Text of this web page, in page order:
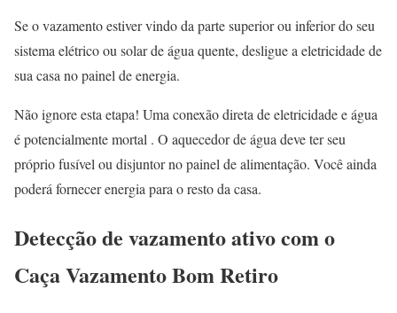
Se o vazamento estiver vindo da parte superior ou inferior do seu
sistema elétrico ou solar de água quente, desligue a eletricidade de
sua casa no painel de energia.
Não ignore esta etapa! Uma conexão direta de eletricidade e água
é potencialmente mortal . O aquecedor de água deve ter seu
próprio fusível ou disjuntor no painel de alimentação. Você ainda
poderá fornecer energia para o resto da casa.
Detecção de vazamento ativo com o
Caça Vazamento Bom Retiro